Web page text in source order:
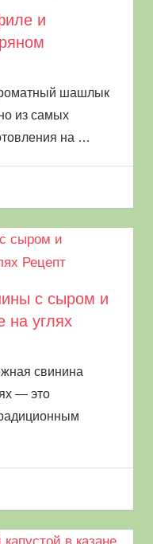
и
шашлык
из самых
на …
с сыром и
на углях
свинина
— это